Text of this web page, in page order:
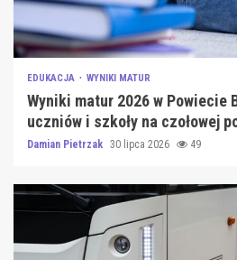
EDUKACJA WYNIKI MATUR
Wyniki matur 2026 w Powiecie
uczniów i szkoły na czołowej
Damian Pietrzak 30 lipca 2026 49